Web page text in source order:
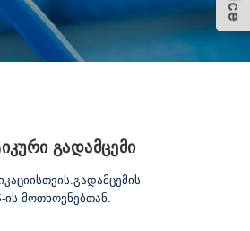
Გადამცემი
ის მოთხოვნებთან.